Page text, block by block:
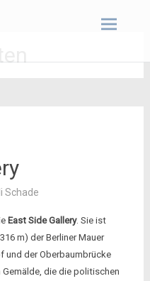
Schade
East Side Gallery. Sie ist
m) der Berliner Mauer
und der Oberbaumbrücke
die die politischen